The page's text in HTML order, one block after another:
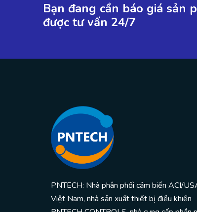
Bạn đang cần báo giá sản
được tư vấn 24/7
PNTECH: Nhà phân phối cảm biến ACI/
Việt Nam, nhà sản xuất thiết bị điều khiển